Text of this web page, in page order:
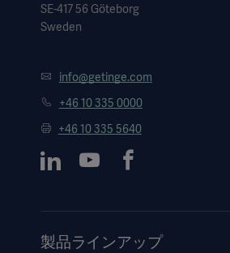
SE-417 56 Göteborg
Sweden
info@getinge.com
+46 10 335 0000
+46 10 335 5640
製品ラインアップ